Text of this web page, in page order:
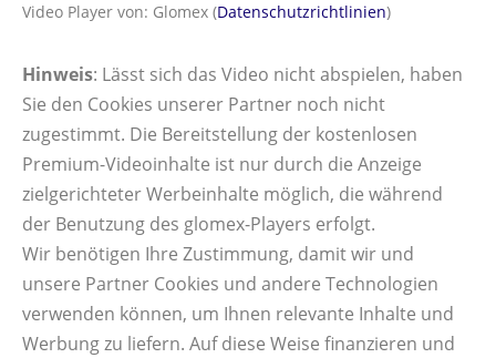
Video Player von: Glomex (Datenschutzrichtlinien)
Hinweis: Lässt sich das Video nicht abspielen, haben
Sie den Cookies unserer Partner noch nicht
zugestimmt. Die Bereitstellung der kostenlosen
Premium-Videoinhalte ist nur durch die Anzeige
zielgerichteter Werbeinhalte möglich, die während
der Benutzung des glomex-Players erfolgt.
Wir benötigen Ihre Zustimmung, damit wir und
unsere Partner Cookies und andere Technologien
verwenden können, um Ihnen relevante Inhalte und
Werbung zu liefern. Auf diese Weise finanzieren und